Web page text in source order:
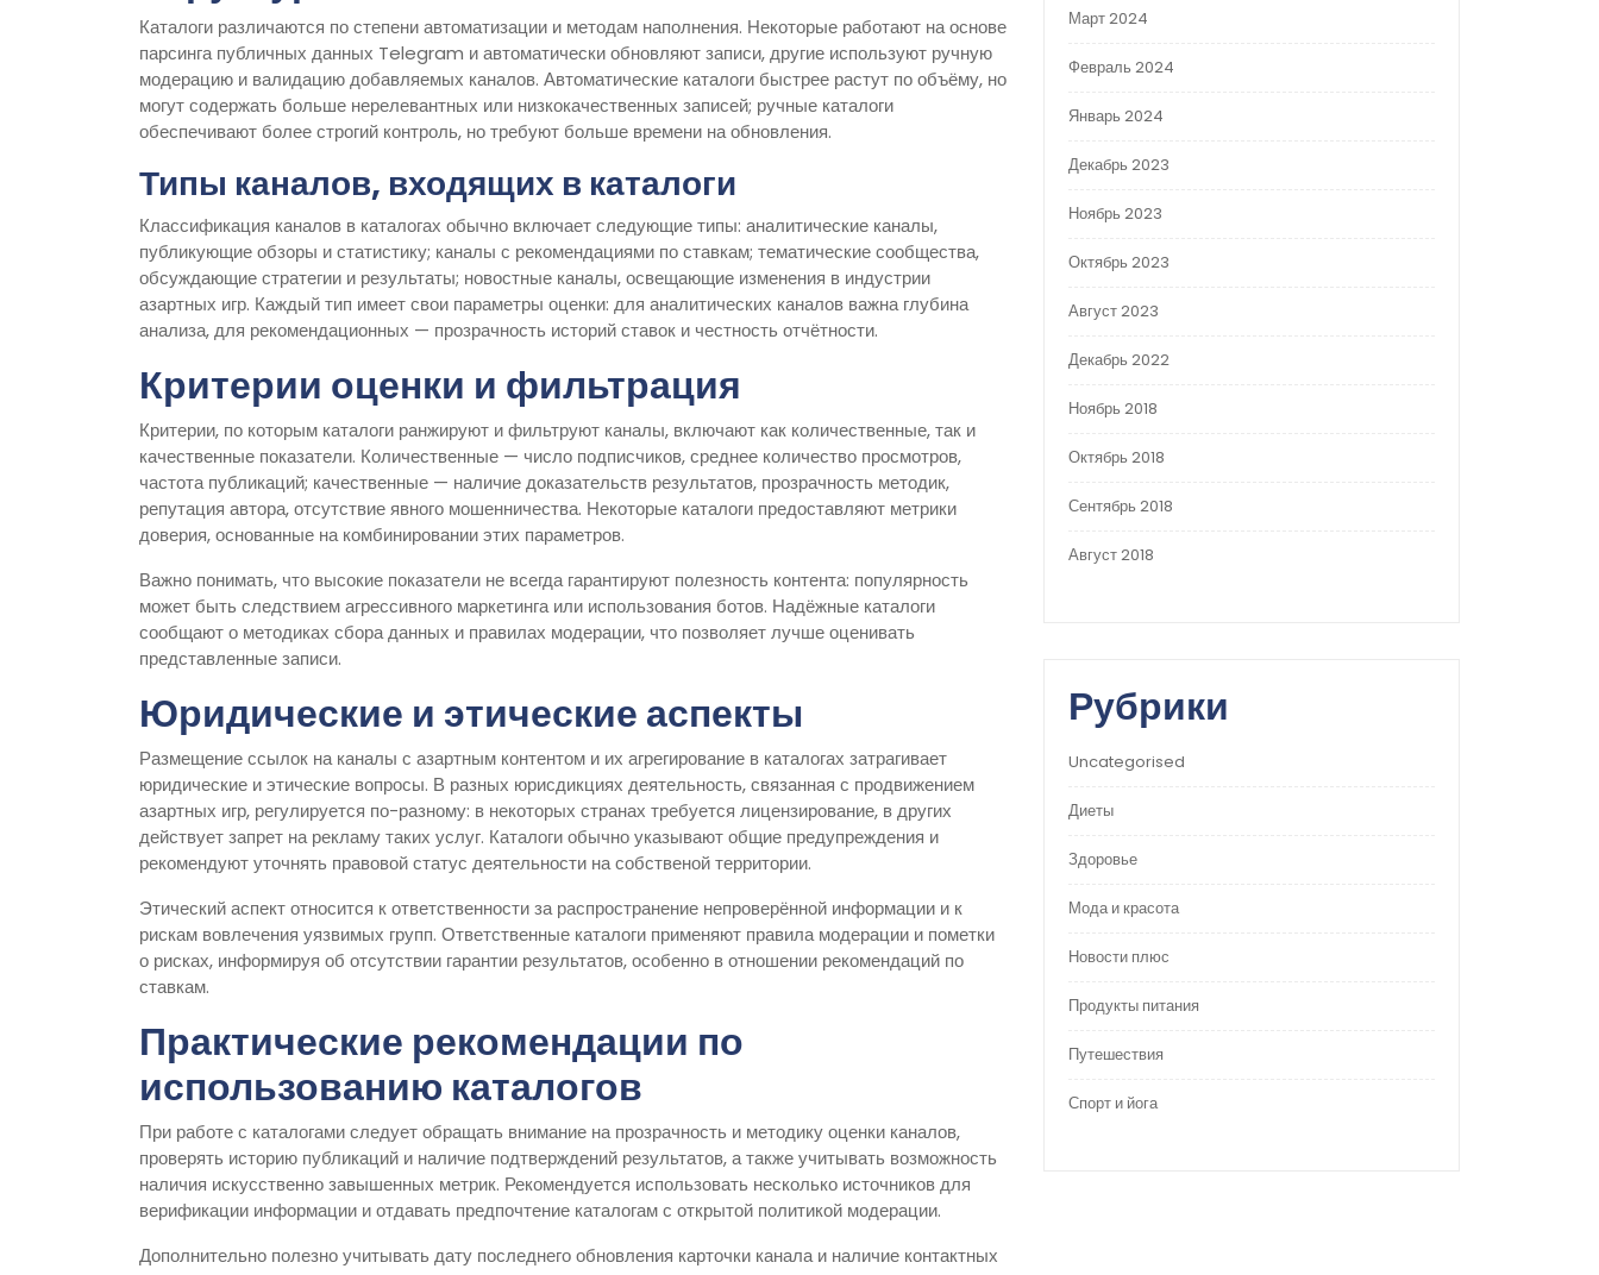
Каталоги различаются по степени автоматизации и методам наполнения. Некоторые работают на основе
парсинга публичных данных Telegram и автоматически обновляют записи, другие используют ручную
модерацию и валидацию добавляемых каналов. Автоматические каталоги быстрее растут по объёму, но
могут содержать больше нерелевантных или низкокачественных записей; ручные каталоги
обеспечивают более строгий контроль, но требуют больше времени на обновления.
Типы каналов, входящих в каталоги
Классификация каналов в каталогах обычно включает следующие типы: аналитические каналы,
публикующие обзоры и статистику; каналы с рекомендациями по ставкам; тематические сообщества,
обсуждающие стратегии и результаты; новостные каналы, освещающие изменения в индустрии
азартных игр. Каждый тип имеет свои параметры оценки: для аналитических каналов важна глубина
анализа, для рекомендационных — прозрачность историй ставок и честность отчётности.
Критерии оценки и фильтрация
Критерии, по которым каталоги ранжируют и фильтруют каналы, включают как количественные, так и
качественные показатели. Количественные — число подписчиков, среднее количество просмотров,
частота публикаций; качественные — наличие доказательств результатов, прозрачность методик,
репутация автора, отсутствие явного мошенничества. Некоторые каталоги предоставляют метрики
доверия, основанные на комбинировании этих параметров.
Важно понимать, что высокие показатели не всегда гарантируют полезность контента: популярность
может быть следствием агрессивного маркетинга или использования ботов. Надёжные каталоги
сообщают о методиках сбора данных и правилах модерации, что позволяет лучше оценивать
представленные записи.
Юридические и этические аспекты
Размещение ссылок на каналы с азартным контентом и их агрегирование в каталогах затрагивает
юридические и этические вопросы. В разных юрисдикциях деятельность, связанная с продвижением
азартных игр, регулируется по-разному: в некоторых странах требуется лицензирование, в других
действует запрет на рекламу таких услуг. Каталоги обычно указывают общие предупреждения и
рекомендуют уточнять правовой статус деятельности на собственой территории.
Этический аспект относится к ответственности за распространение непроверённой информации и к
рискам вовлечения уязвимых групп. Ответственные каталоги применяют правила модерации и пометки
о рисках, информируя об отсутствии гарантии результатов, особенно в отношении рекомендаций по
ставкам.
Практические рекомендации по
использованию каталогов
При работе с каталогами следует обращать внимание на прозрачность и методику оценки каналов,
проверять историю публикаций и наличие подтверждений результатов, а также учитывать возможность
наличия искусственно завышенных метрик. Рекомендуется использовать несколько источников для
верификации информации и отдавать предпочтение каталогам с открытой политикой модерации.
Дополнительно полезно учитывать дату последнего обновления карточки канала и наличие контактных
Март 2024
Февраль 2024
Январь 2024
Декабрь 2023
Ноябрь 2023
Октябрь 2023
Август 2023
Декабрь 2022
Ноябрь 2018
Октябрь 2018
Сентябрь 2018
Август 2018
Рубрики
Uncategorised
Диеты
Здоровье
Мода и красота
Новости плюс
Продукты питания
Путешествия
Спорт и йога